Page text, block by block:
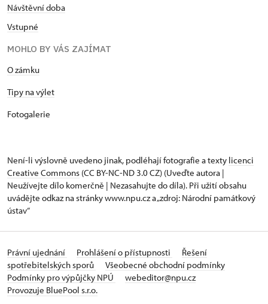
Návštěvní doba
Vstupné
MOHLO BY VÁS ZAJÍMAT
O zámku
Tipy na výlet
Fotogalerie
Není-li výslovně uvedeno jinak, podléhají fotografie a texty licenci
Creative Commons (CC BY-NC-ND 3.0 CZ) (Uveďte autora |
Neužívejte dílo komerčně | Nezasahujte do díla). Při užití obsahu
uvádějte odkaz na stránky www.npu.cz a „zdroj: Národní památkový
ústav“
Právní ujednání Prohlášení o přístupnosti
Řešení
spotřebitelských sporů
Všeobecné obchodní podmínky
Podmínky pro výpůjčky NPÚ
webeditor@npu.cz
Provozuje BluePool s.r.o.